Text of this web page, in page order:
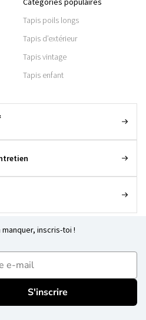
Tapis poils longs
Tapis d’extérieur
Tapis vintage
Tapis enfant
manquer, inscris-toi !
S'inscrire